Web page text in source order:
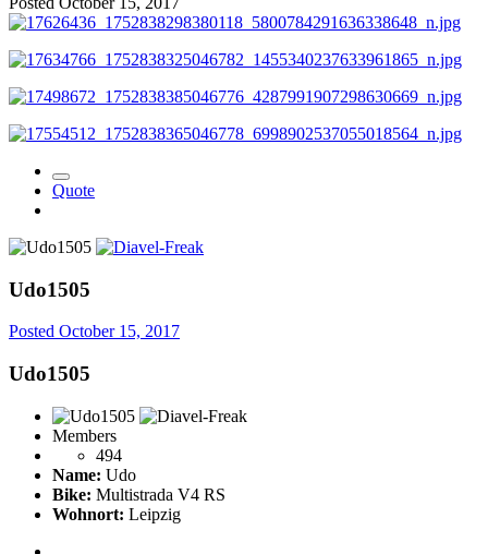
Quote
Udo1505
Posted October 15, 2017
Udo1505
Members
494
Name: Udo
Bike: Multistrada V4 RS
Wohnort: Leipzig